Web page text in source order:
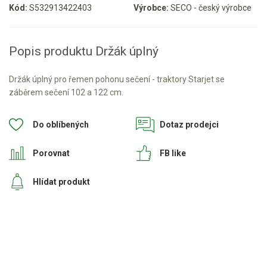
Aku sekačky
Aku STIHL
Aku AL-KO
Štípačka na dřevo
VARI
VARI malotraktory
Kód: S532913422403 Výrobce: SECO - český výrobce
Popis produktu Držák úplný
Držák úplný pro řemen pohonu sečení - traktory Starjet se
záběrem sečení 102 a 122 cm.
Do oblíbených
Porovnat
Dotaz prodejci
Hlídat produkt
FB like